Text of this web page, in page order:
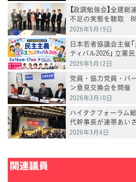
【政調勉強会】全建
不足の実態を聴取
り」
2026年5月19日
日本若者協議会主催
ティバル2026」 立憲
内
2026年5月12日
党員・協力党員・パ
ン意見交換会を開催
2026年3月10日
ハイタクフォーラム
代幹事長が連帯あい
2026年3月4日
関連議員